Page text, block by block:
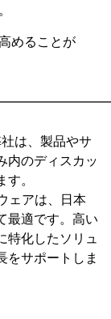
めることが
は、製品やサ
内のディスカッ
。
ェアは、日本
最適です。高い
特化したソリュ
をサポートしま